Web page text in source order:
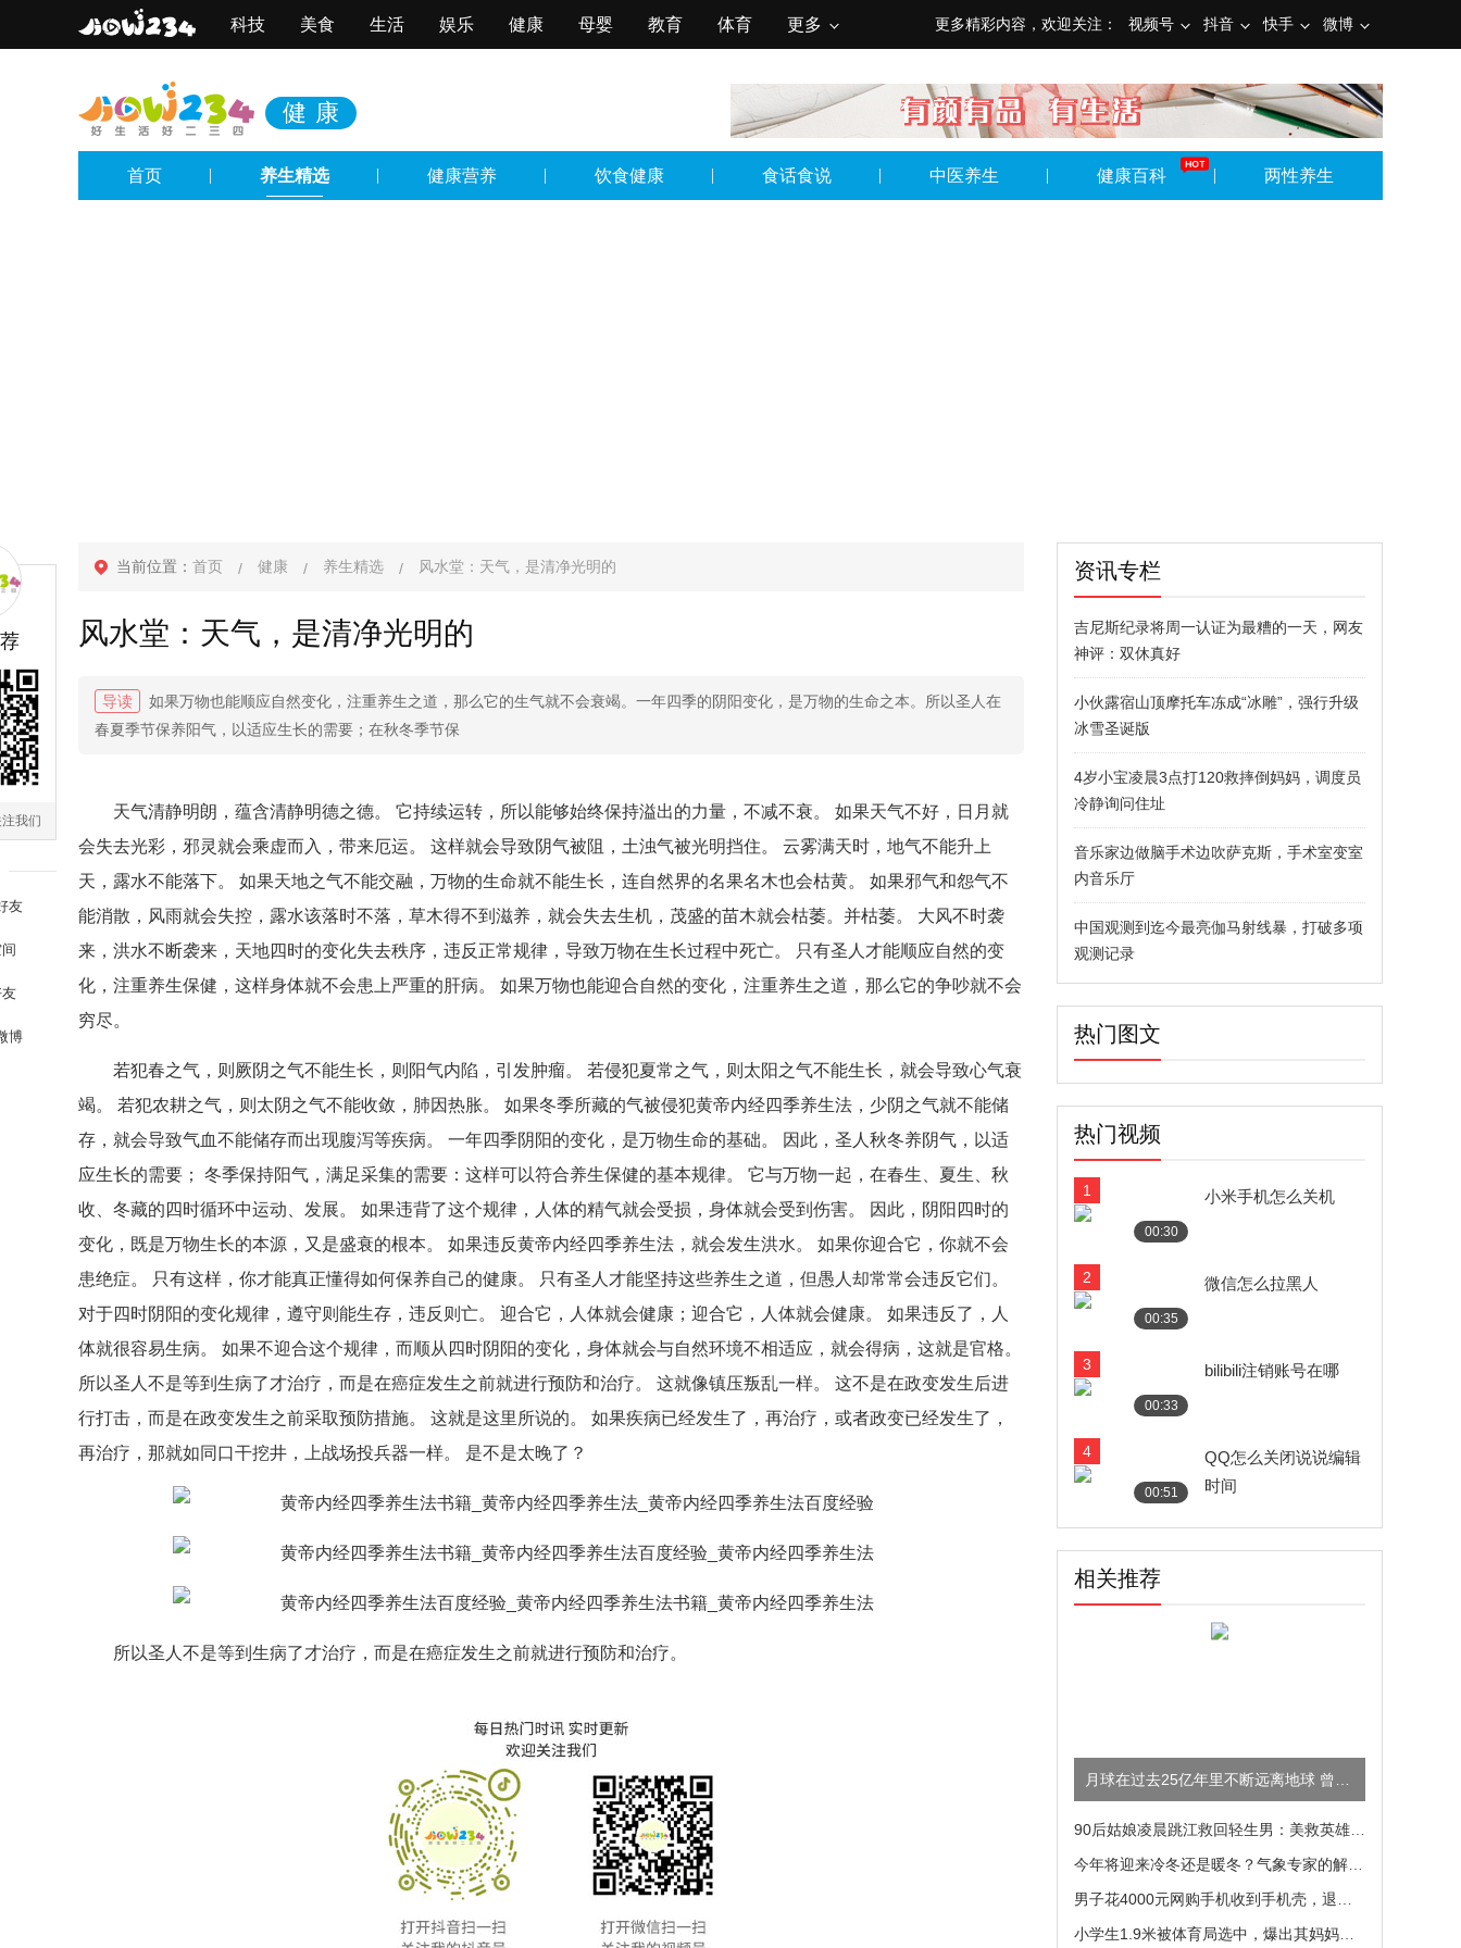
科技 美食 生活 娱乐 健康 母婴 教育 体育 更多 更多精彩内容，欢迎关注： 视频号 抖音 快手 微博
健康
首页 养生精选 健康营养 饮食健康 食话食说 中医养生 健康百科 两性养生
我们
友
博
当前位置： 首页 健康 养生精选 风水堂：天气，是清净光明的
风水堂：天气，是清净光明的
导读
如果万物也能顺应自然变化，注重养生之道，那么它的生气就不会衰竭。一年四季的阴阳变化，是万物的生命之本。所以圣人在
春夏季节保养阳气，以适应生长的需要；在秋冬季节保
天气清静明朗，蕴含清静明德之德。 它持续运转，所以能够始终保持溢出的力量，不减不衰。 如果天气不好，日月就
会失去光彩，邪灵就会乘虚而入，带来厄运。 这样就会导致阴气被阻，土浊气被光明挡住。 云雾满天时，地气不能升上
天，露水不能落下。 如果天地之气不能交融，万物的生命就不能生长，连自然界的名果名木也会枯黄。 如果邪气和怨气不
能消散，风雨就会失控，露水该落时不落，草木得不到滋养，就会失去生机，茂盛的苗木就会枯萎。并枯萎。 大风不时袭
来，洪水不断袭来，天地四时的变化失去秩序，违反正常规律，导致万物在生长过程中死亡。 只有圣人才能顺应自然的变
化，注重养生保健，这样身体就不会患上严重的肝病。 如果万物也能迎合自然的变化，注重养生之道，那么它的争吵就不会
穷尽。
若犯春之气，则厥阴之气不能生长，则阳气内陷，引发肿瘤。 若侵犯夏常之气，则太阳之气不能生长，就会导致心气衰
竭。 若犯农耕之气，则太阴之气不能收敛，肺因热胀。 如果冬季所藏的气被侵犯黄帝内经四季养生法，少阴之气就不能储
存，就会导致气血不能储存而出现腹泻等疾病。 一年四季阴阳的变化，是万物生命的基础。 因此，圣人秋冬养阴气，以适
应生长的需要； 冬季保持阳气，满足采集的需要：这样可以符合养生保健的基本规律。 它与万物一起，在春生、夏生、秋
收、冬藏的四时循环中运动、发展。 如果违背了这个规律，人体的精气就会受损，身体就会受到伤害。 因此，阴阳四时的
变化，既是万物生长的本源，又是盛衰的根本。 如果违反黄帝内经四季养生法，就会发生洪水。 如果你迎合它，你就不会
患绝症。 只有这样，你才能真正懂得如何保养自己的健康。 只有圣人才能坚持这些养生之道，但愚人却常常会违反它们。
对于四时阴阳的变化规律，遵守则能生存，违反则亡。 迎合它，人体就会健康；迎合它，人体就会健康。 如果违反了，人
体就很容易生病。 如果不迎合这个规律，而顺从四时阴阳的变化，身体就会与自然环境不相适应，就会得病，这就是官格。
所以圣人不是等到生病了才治疗，而是在癌症发生之前就进行预防和治疗。 这就像镇压叛乱一样。 这不是在政变发生后进
行打击，而是在政变发生之前采取预防措施。 这就是这里所说的。 如果疾病已经发生了，再治疗，或者政变已经发生了，
再治疗，那就如同口干挖井，上战场投兵器一样。 是不是太晚了？
所以圣人不是等到生病了才治疗，而是在癌症发生之前就进行预防和治疗。
资讯专栏
吉尼斯纪录将周一认证为最糟的一天，网友
神评：双休真好
小伙露宿山顶摩托车冻成“冰雕”，强行升级
冰雪圣诞版
4岁小宝凌晨3点打120救摔倒妈妈，调度员
冷静询问住址
音乐家边做脑手术边吹萨克斯，手术室变室
内音乐厅
中国观测到迄今最亮伽马射线暴，打破多项
观测记录
热门图文
热门视频
00:30
1 小米手机怎么关机
00:35
2 微信怎么拉黑人
00:33
3 bilibili注销账号在哪
00:51
4
QQ怎么关闭说说编辑
时间
相关推荐